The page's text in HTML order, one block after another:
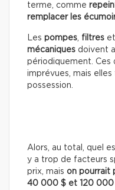
terme, comme
remplacer les
Les pompes filtres et
mécaniques doivent
périodiquement. Ces
imprévues, mais
possession.
Alors, au total, quel
y a trop de facteurs
prix, mais on pourrait
40 000 $ et 120 000